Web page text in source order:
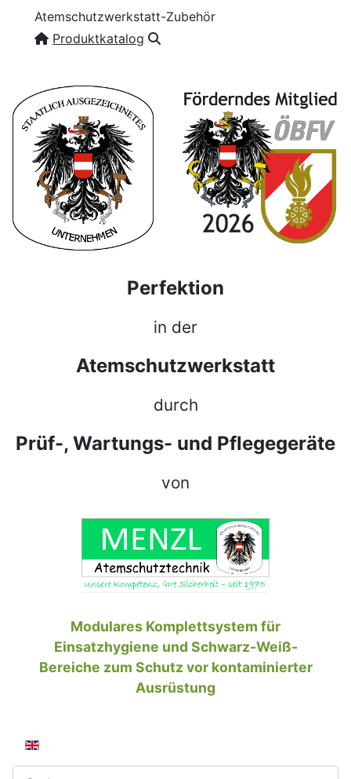
Atemschutzwerkstatt-Zubehör
Produktkatalog
Sprache auswählen
Perfektion
in der
Atemschutzwerkstatt
durch
Prüf-, Wartungs- und Pflegegeräte
von
Modulares Komplettsystem für
Einsatzhygiene und Schwarz-Weiß-
Bereiche zum Schutz vor kontaminierter
Ausrüstung